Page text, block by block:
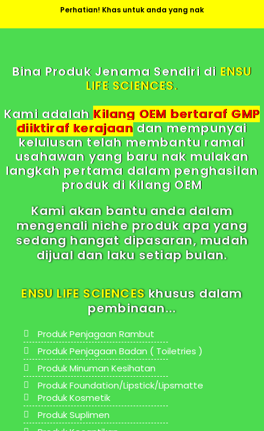
Perhatian! Khas untuk anda yang nak
Bina Produk Jenama Sendiri di ENSU
LIFE SCIENCES.
Kami adalah Kilang OEM bertaraf GMP
diiktiraf kerajaan dan mempunyai
kelulusan telah membantu ramai
usahawan yang baru nak mulakan
langkah pertama dalam penghasilan
produk di Kilang OEM
Kami akan bantu anda dalam
mengenali niche produk apa yang
sedang hangat dipasaran, mudah
dijual dan laku setiap bulan.
ENSU LIFE SCIENCESkhusus dalam
pembinaan...
Produk Penjagaan Rambut
Produk Penjagaan Badan ( Toiletries )
Produk Minuman Kesihatan
Produk Foundation/Lipstick/Lipsmatte
Produk Kosmetik
Produk Suplimen